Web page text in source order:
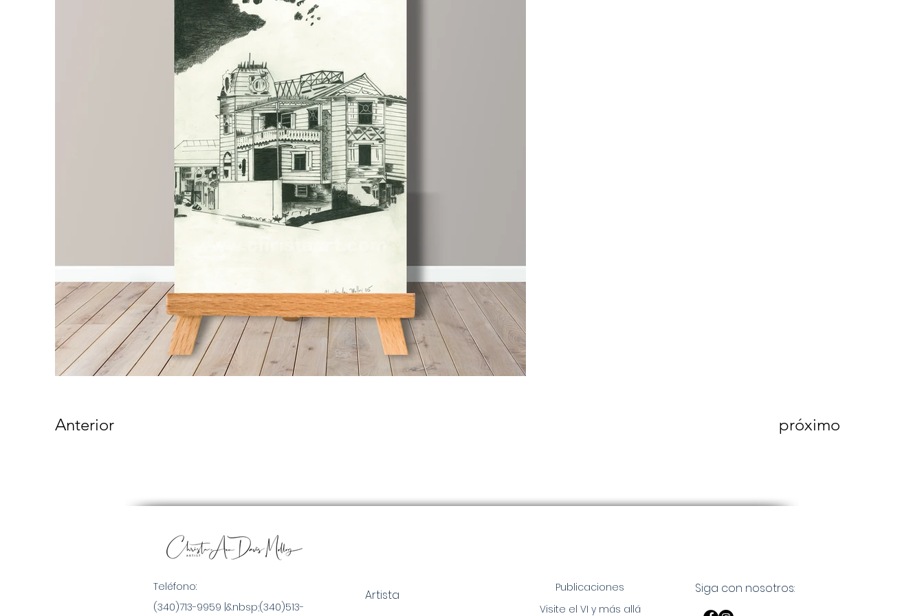
Anterior próximo
Teléfono:
(340)713-9959 |&nbsp;(340)513-
Artista
Publicaciones
Visite el VI y más allá
Siga con nosotros: